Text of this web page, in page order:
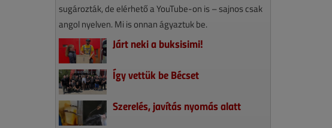
sugározták, de elérhető a YouTube-on is – sajnos csak
angol nyelven. Mi is onnan ágyaztuk be.
Járt neki a buksisimi!
Így vettük be Bécset
Szerelés, javítás nyomás alatt